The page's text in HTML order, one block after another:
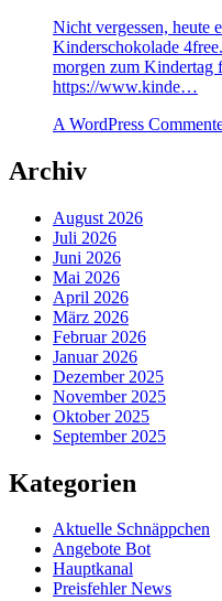
Nicht vergessen, heute
Kinderschokolade
morgen zum
https://www.kinde…
A WordPress
Archiv
August 2026
Juli 2026
Juni 2026
Mai 2026
April 2026
März 2026
Februar 2026
Januar 2026
Dezember 2025
November 2025
Oktober 2025
September 2025
Kategorien
Aktuelle Schnäppchen
Angebote Bot
Hauptkanal
Preisfehler News